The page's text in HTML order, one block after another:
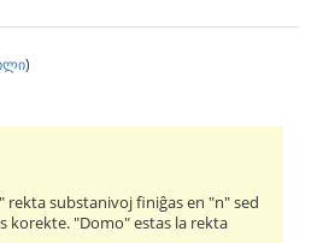
)
rekta substanivoj finiĝas en "n" sed
korekte. "Domo" estas la rekta